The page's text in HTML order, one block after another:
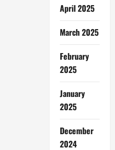
April 2025
March 2025
February
2025
January
2025
December
2024